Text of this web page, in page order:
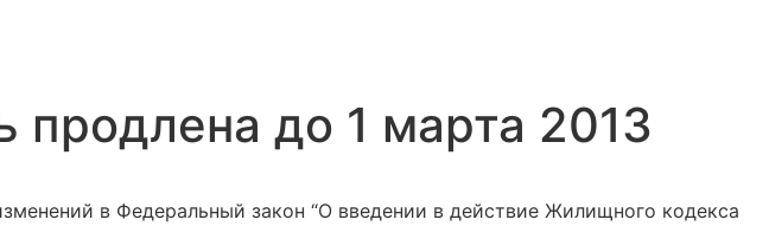
продлена до 1 марта 2013
в Федеральный закон “О введении в действие Жилищного кодекса